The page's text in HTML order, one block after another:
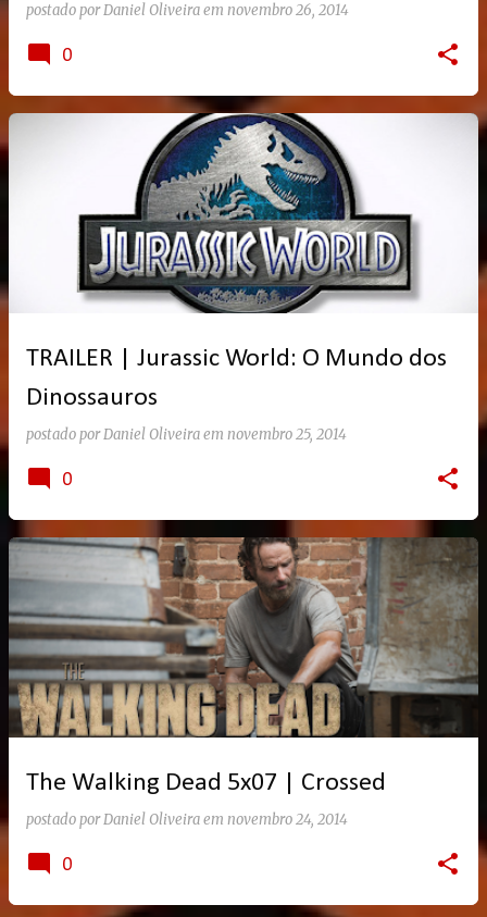
postado porDaniel Oliveiraem novembro 26, 2014
0
TRAILER | Jurassic World: O Mundo dos
Dinossauros
postado porDaniel Oliveiraem novembro 25, 2014
0
The Walking Dead 5x07 | Crossed
postado porDaniel Oliveiraem novembro 24, 2014
0